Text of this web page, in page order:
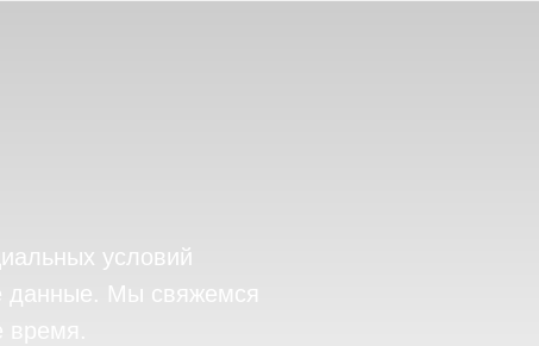
условий
данные. Мы свяжемся
время.